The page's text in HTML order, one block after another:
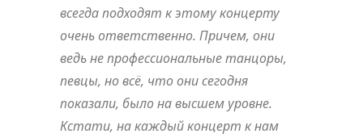
всегда подходят к этому концерту
очень ответственно. Причем, они
ведь не профессиональные танцоры,
певцы, но всё, что они сегодня
показали, было на высшем уровне.
Кстати, на каждый концерт к нам